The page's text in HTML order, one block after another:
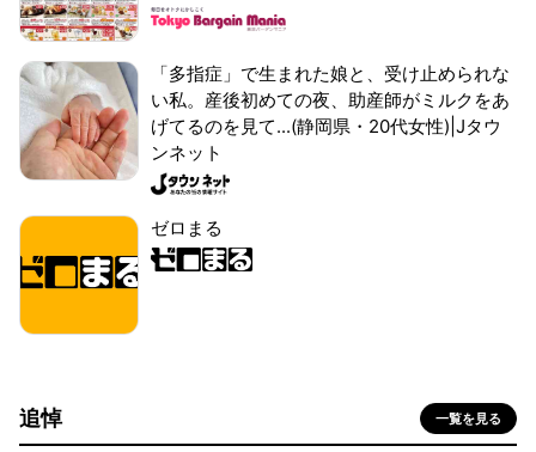
「多指症」で生まれた娘と、受け止められな
い私。産後初めての夜、助産師がミルクをあ
げてるのを見て...(静岡県・20代女性)|Jタウ
ンネット
ゼロまる
追悼 一覧を見る